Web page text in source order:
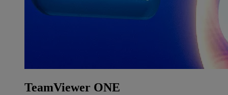
TeamViewer ONE